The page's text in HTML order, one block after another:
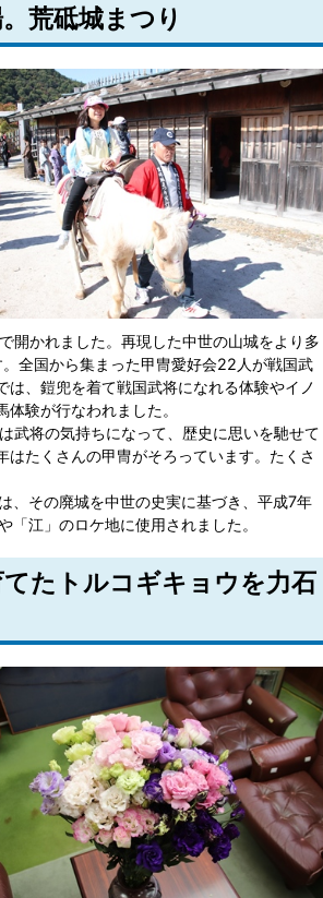
荒砥城まつり
開かれました。再現した中世の山城をより多
全国から集まった甲冑愛好会22人が戦国武
、鎧兜を着て戦国武将になれる体験やイノ
験が行なわれました。
武将の気持ちになって、歴史に思いを馳せて
たくさんの甲冑がそろっています。たくさ
、その廃城を中世の史実に基づき、平成7年
江」のロケ地に使用されました。
たトルコギキョウを力石